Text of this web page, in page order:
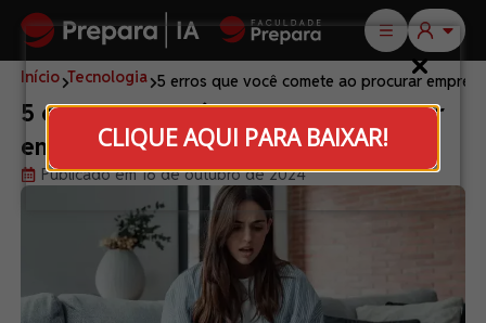
CLIQUE AQUI PARA BAIXAR!
Início Tecnologia 5 erros que você comete ao procurar
5 erros que você comete ao procurar
emprego e como evitá-los
Publicado em 16 de outubro de 2024